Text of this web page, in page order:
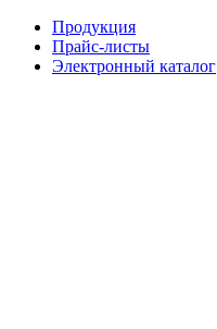
Продукция
Прайс-листы
Электронный каталог